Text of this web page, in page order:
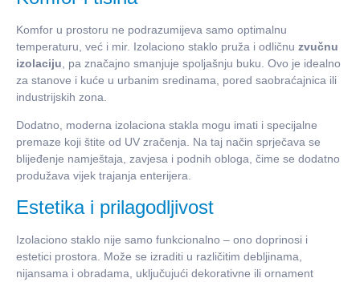
Komfor u prostoru ne podrazumijeva samo optimalnu
temperaturu, već i mir. Izolaciono staklo pruža i odličnu zvučnu
izolaciju , pa značajno smanjuje spoljašnju buku. Ovo je idealno
za stanove i kuće u urbanim sredinama, pored saobraćajnica ili
industrijskih zona.
Dodatno, moderna izolaciona stakla mogu imati i specijalne
premaze koji štite od UV zračenja. Na taj način sprječava se
blijeđenje namještaja, zavjesa i podnih obloga, čime se dodatno
produžava vijek trajanja enterijera.
Estetika i prilagodljivost
Izolaciono staklo nije samo funkcionalno – ono doprinosi i
estetici prostora. Može se izraditi u različitim debljinama,
nijansama i obradama, uključujući dekorativne ili ornament